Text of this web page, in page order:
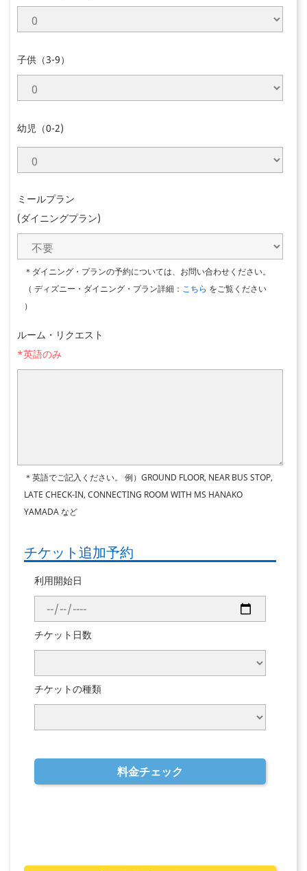
子供（3-9）
幼児（0-2)
ミールプラン
(ダイニングプラン)
＊ダイニング・プランの予約については、お問い合わせください。
（ ディズニー・ダイニング・プラン詳細： こちら をご覧ください
）
ルーム・リクエスト
*英語のみ
＊英語でご記入ください。
例）GROUND FLOOR, NEAR BUS STOP,
LATE CHECK-IN, CONNECTING ROOM WITH MS HANAKO
YAMADA など
チケット追加予約
利用開始日
チケット日数
チケットの種類
料金チェック